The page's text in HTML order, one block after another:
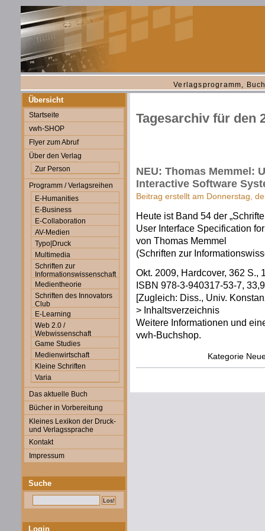
Verlagsprogramm,
Übersicht
Startseite
vwh-SHOP
Flyer zum Abruf
Über den Verlag
Zur Person
Programm / Verlagsreihen
E-Humanities
E-Business
E-Collaboration
AV-Medien
Typo|Druck
Multimedia
Schriften zur
Informationswissenschaft
Medientheorie
Schriften des Innovators
Club
E-Learning
Web 2.0 /
Webwissenschaft
Game Studies
Medienwirtschaft
Kleine Schriften
Varia
Das aktuelle Buch
Bücher in Vorbereitung
Kleines Lexikon der Druck-
und Verlagssprache
Kontakt
Impressum
Suche
Login
Tagesarchiv für den
NEU: Thomas Memmel:
Interactive Software
Beitrag erstellt am Donnerstag,
Heute ist Band 54 der
User Interface Specification
von Thomas Memmel
(Schriften zur
Okt. 2009, Hardcover, 362 S.,
ISBN 978-3-940317-53-7,
[Zugleich: Diss., Univ.
> Inhaltsverzeichnis
Weitere Informationen und
vwh-Buchshop.
Kategorie